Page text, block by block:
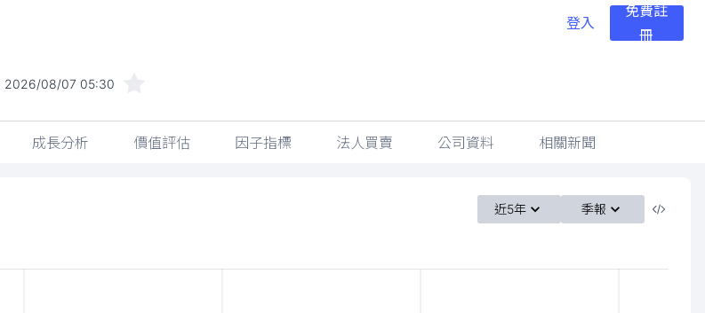
登入
免費註
冊
2026/08/07 05:30
成長分析 價值評估 因子指標 法人買賣 公司資料 相關新聞
近5年 季報